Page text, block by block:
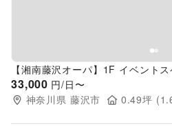
【湘南藤沢オーパ】1F イベント
33,000 円/日〜
神奈川県 藤沢市 0.49坪 (